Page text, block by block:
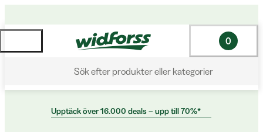
Sök efter produkter eller kategorier
0
Upptäck över 16.000 deals – upp till 70%*